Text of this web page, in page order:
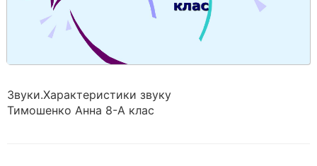
Звуки.Характеристики звуку
Тимошенко Анна 8-А клас